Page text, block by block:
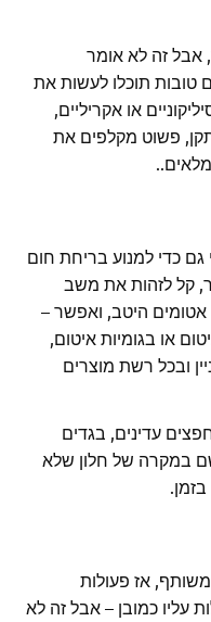
אבל זה לא אומר
טובות תוכלו לעשות את
או אקריליים,
פשוט מקלפים את
גם כדי למנוע בריחת חום
קל לזהות את משב
אטומים היטב, ואפשר –
או בגומיות איטום,
ובכל רשת מוצרים
עדינים, בגדים
במקרה של חלון שלא
אז פעולות
עליו כמובן – אבל זה לא